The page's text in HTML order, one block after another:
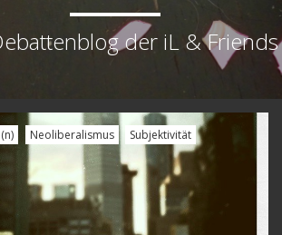
der iL & Friends
Neoliberalismus Subjektivität